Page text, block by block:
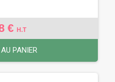
€ H.T
PANIER